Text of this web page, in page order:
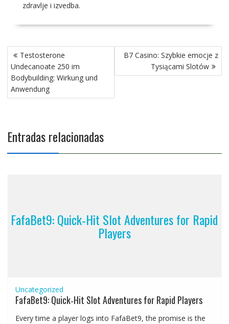
zdravlje i izvedba.
Testosterone
Undecanoate 250 im
Bodybuilding: Wirkung und
Anwendung
B7 Casino: Szybkie emocje z
Tysiącami Slotów
Entradas relacionadas
FafaBet9: Quick‑Hit Slot Adventures for Rapid
Players
Uncategorized
FafaBet9: Quick‑Hit Slot Adventures for Rapid Players
Every time a player logs into FafaBet9, the promise is the